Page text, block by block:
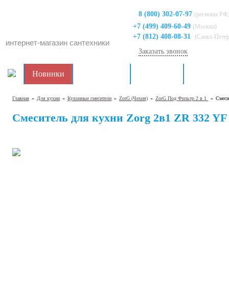
интернет-магазин сантехники
8 (800) 302-07-97 (регионы
+7 (499) 409-60-49 (Москва)
+7 (812) 408-08-31 (Санкт-
Заказать звонок
Новинки
Главная » Для кухни » Кухонные смесители » ZorG (Чехия) » ZorG Под Фильтр 2 в 1 »
Смеситель для кухни Zorg 2в1 ZR 332 YF